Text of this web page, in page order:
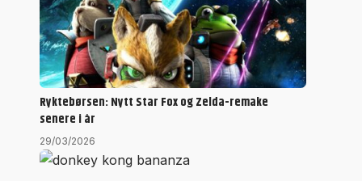
Ryktebørsen: Nytt Star Fox og Zelda-remake
senere i år
29/03/2026